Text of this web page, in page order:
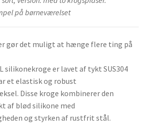
på børneværelset
gør det muligt at hænge flere ting på
silikonekroge er lavet af tykt SUS304
et elastisk og robust
Disse kroge kombinerer den
af blød silikone med
og styrken af rustfrit stål.